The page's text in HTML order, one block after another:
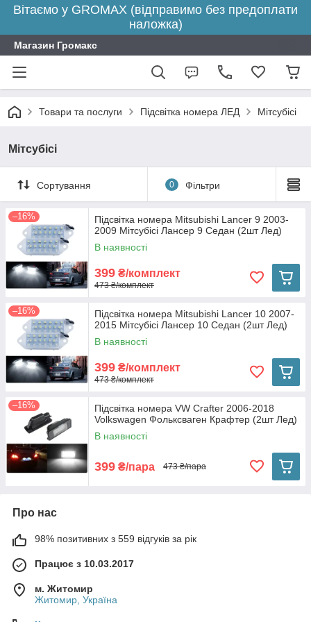
Вітаємо у GROMAX (відправимо без предоплати
наложка)
Магазин Громакс
Товари та послуги Підсвітка номера ЛЕД Мітсубісі
Мітсубісі
Сортування 0 Фільтри
–16%
Підсвітка номера Mitsubishi Lancer 9 2003-
2009 Мітсубісі Лансер 9 Седан (2шт Лед)
В наявності
399 ₴/комплект
473 ₴/комплект
–16%
Підсвітка номера Mitsubishi Lancer 10 2007-
2015 Мітсубісі Лансер 10 Седан (2шт Лед)
В наявності
399 ₴/комплект
473 ₴/комплект
–16%
Підсвітка номера VW Crafter 2006-2018
Volkswagen Фольксваген Крафтер (2шт Лед)
В наявності
399 ₴/пара 473 ₴/пара
Про нас
98% позитивних з 559 відгуків за рік
Працює з 10.03.2017
м. Житомир
Житомир, Україна